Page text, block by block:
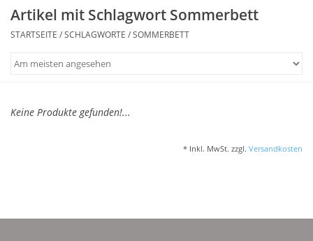
Tag & Nachtwäsche
Badezimmer & Sauna
Artikel mit Schlagwort Sommerbett
STARTSEITE /SCHLAGWORTE /SOMMERBETT
Keine Produkte gefunden!...
* Inkl. MwSt. zzgl. Versandkosten